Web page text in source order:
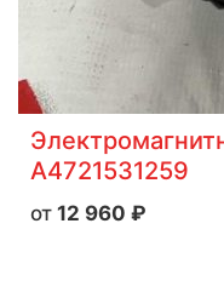
A4721531259
12 960 ₽